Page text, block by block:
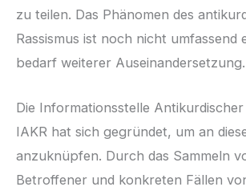
zu teilen. Das Phänomen des
Rassismus ist noch nicht umfassend
bedarf weiterer Auseinandersetzung.
Die Informationsstelle Antikurdischer
IAKR hat sich gegründet, um an
anzuknüpfen. Durch das Sammeln
Betroffener und konkreten Fällen